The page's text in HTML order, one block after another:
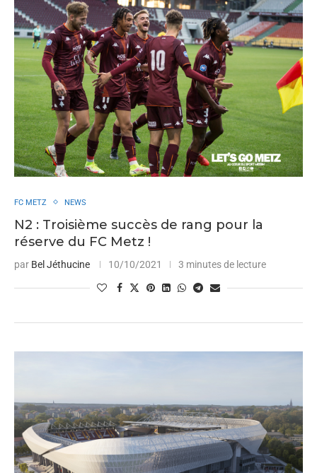
FC METZ NEWS
N2 : Troisième succès de rang pour la
réserve du FC Metz !
par Bel Jéthucine 10/10/2021 3 minutes de lecture